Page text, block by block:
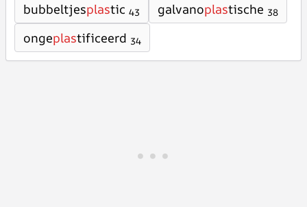
bubbeltjesplastic 43 galvanoplastische 38
ongeplastificeerd 34